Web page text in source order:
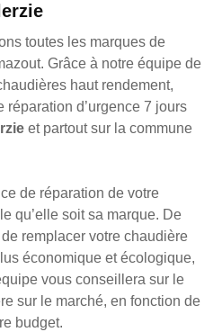
toutes les marques de
Grâce à notre équipe de
haut rendement,
réparation d’urgence 7 jours
et partout sur la commune
de réparation de votre
qu’elle soit sa marque. De
remplacer votre chaudière
économique et écologique,
vous conseillera sur le
sur le marché, en fonction de
budget.